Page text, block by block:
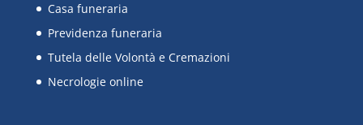
Casa funeraria
Previdenza funeraria
Tutela delle Volontà e Cremazioni
Necrologie online